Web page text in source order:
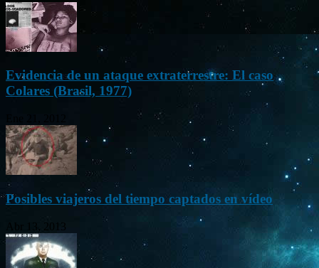
Evidencia de un ataque extraterrestre: El caso
Colares (Brasil, 1977)
Posibles viajeros del tiempo captados en vídeo